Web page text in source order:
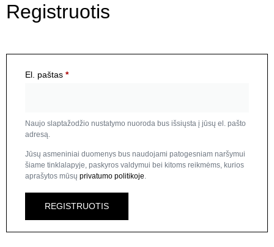
Registruotis
El. paštas *
Naujo slaptažodžio nustatymo nuoroda bus išsiųsta į jūsų el. pašto
adresą.
Jūsų asmeniniai duomenys bus naudojami patogesniam naršymui
šiame tinklalapyje, paskyros valdymui bei kitoms reikmėms, kurios
aprašytos mūsų privatumo politikoje.
REGISTRUOTIS